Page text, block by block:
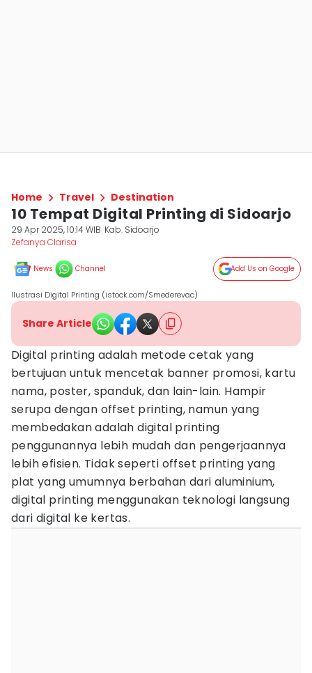
Home Travel Destination
10 Tempat Digital Printing di Sidoarjo
29 Apr 2025, 10:14 WIB Kab. Sidoarjo
Zefanya Clarisa
News Channel Add Us on Google
Ilustrasi Digital Printing (istock.com/Smederevac)
Share Article
Digital printing adalah metode cetak yang
bertujuan untuk mencetak banner promosi, kartu
nama, poster, spanduk, dan lain-lain. Hampir
serupa dengan offset printing, namun yang
membedakan adalah digital printing
penggunannya lebih mudah dan pengerjaannya
lebih efisien. Tidak seperti offset printing yang
plat yang umumnya berbahan dari aluminium,
digital printing menggunakan teknologi langsung
dari digital ke kertas.